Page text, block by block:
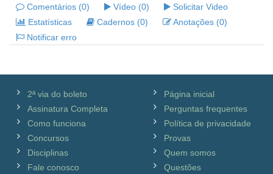
Comentários (0) Vídeo (0)
Solicitar Video
Estatísticas
Cadernos (0)
Anotações (0)
Notificar erro
2ª via do boleto
Assinatura Completa
Como funciona
Concursos
Disciplinas
Fale conosco
Página inicial
Perguntas frequentes
Política de privacidade
Provas
Quem somos
Questões